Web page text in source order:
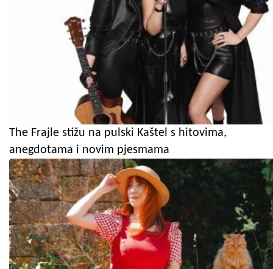
The Frajle stižu na pulski Kaštel s hitovima,
anegdotama i novim pjesmama